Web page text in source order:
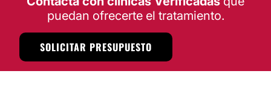
DERMATOLOGÍA
puedan ofrecerte el tratamiento.
SOLICITAR PRESUPUESTO